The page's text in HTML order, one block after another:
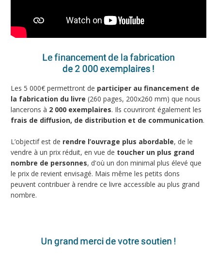
Les 5 000€ permettront de participer au financement de
la fabrication du livre (260 pages, 200x260 mm) que nous
lancerons à 2 000 exemplaires. Ils couvriront également les
frais de diffusion, de distribution et de communication.
L’objectif est de rendre l’ouvrage plus abordable, de le
vendre à un prix réduit, en vue de toucher un plus grand
nombre de personnes, d'où un don minimal plus élevé que
le prix de revient envisagé. Mais même les petits dons
peuvent contribuer à rendre ce livre accessible au plus grand
nombre.